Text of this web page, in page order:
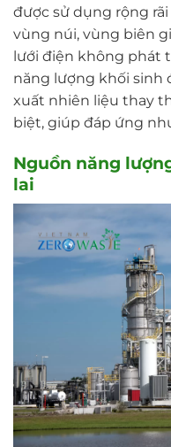
được sử dụng rộng rãi
vùng núi, vùng biên
lưới điện không phát
năng lượng khối sinh
xuất nhiên liệu thay
biệt, giúp đáp ứng
Nguồn năng
lai